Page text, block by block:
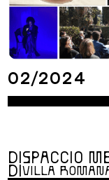
02/2024
DISPACCIO
DIVILLA